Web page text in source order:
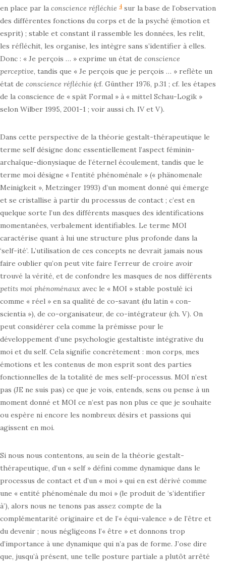
en place par la conscience réfléchie 4 sur la base de l’observation
des différentes fonctions du corps et de la psyché (émotion et
esprit) ; stable et constant il rassemble les données, les relit,
les réfléchit, les organise, les intègre sans s’identifier à elles.
Donc : « Je perçois … » exprime un état de conscience
perceptive, tandis que « Je perçois que je perçois … » reflète un
état de conscience réfléchie (cf. Günther 1976, p.31 ; cf. les étapes
de la conscience de « spät Formal » à « mittel Schau-Logik »
selon Wilber 1995, 2001-1 ; voir aussi ch. IV et V).
Dans cette perspective de la théorie gestalt-thérapeutique le
terme self désigne donc essentiellement l’aspect féminin-
archaïque-dionysiaque de l’éternel écoulement, tandis que le
terme moi désigne « l’entité phénoménale » (« phänomenale
Meinigkeit », Metzinger 1993) d’un moment donné qui émerge
et se cristallise à partir du processus de contact ; c’est en
quelque sorte l’un des différents masques des identifications
momentanées, verbalement identifiables. Le terme MOI
caractérise quant à lui une structure plus profonde dans la
‘self-ité’. L’utilisation de ces concepts ne devrait jamais nous
faire oublier qu’on peut vite faire l’erreur de croire avoir
trouvé la vérité, et de confondre les masques de nos différents
petits moi phénoménaux avec le « MOI » stable postulé ici
comme « réel » en sa qualité de co-savant (du latin « con-
scientia »), de co-organisateur, de co-intégrateur (ch. V). On
peut considérer cela comme la prémisse pour le
développement d’une psychologie gestaltiste intégrative du
moi et du self. Cela signifie concrètement : mon corps, mes
émotions et les contenus de mon esprit sont des parties
fonctionnelles de la totalité de mes self-processus. MOI n’est
pas (JE ne suis pas) ce que je vois, entends, sens ou pense à un
moment donné et MOI ce n’est pas non plus ce que je souhaite
ou espère ni encore les nombreux désirs et passions qui
agissent en moi.
Si nous nous contentons, au sein de la théorie gestalt-
thérapeutique, d’un « self » défini comme dynamique dans le
processus de contact et d’un « moi » qui en est dérivé comme
une « entité phénoménale du moi » (le produit de ‘s’identifier
à’), alors nous ne tenons pas assez compte de la
complémentarité originaire et de l’« équi-valence » de l’être et
du devenir ; nous négligeons l’« être » et donnons trop
d’importance à une dynamique qui n’a pas de forme. J’ose dire
que, jusqu’à présent, une telle posture partiale a plutôt arrêté